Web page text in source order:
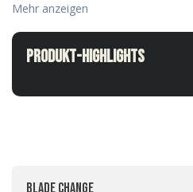
Kevin
Verifizierter Kunde
Premium Duschset - Hair Anti-
Mehr anzeigen
Produkt-Highlights